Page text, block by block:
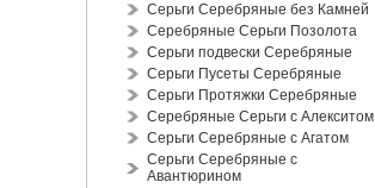
Серьги Серебряные без Камней
Серебряные Серьги Позолота
Серьги подвески Серебряные
Серьги Пусеты Серебряные
Серьги Протяжки Серебряные
Серебряные Серьги с Алекситом
Серьги Серебряные с Агатом
Серьги Серебряные с
Авантюрином